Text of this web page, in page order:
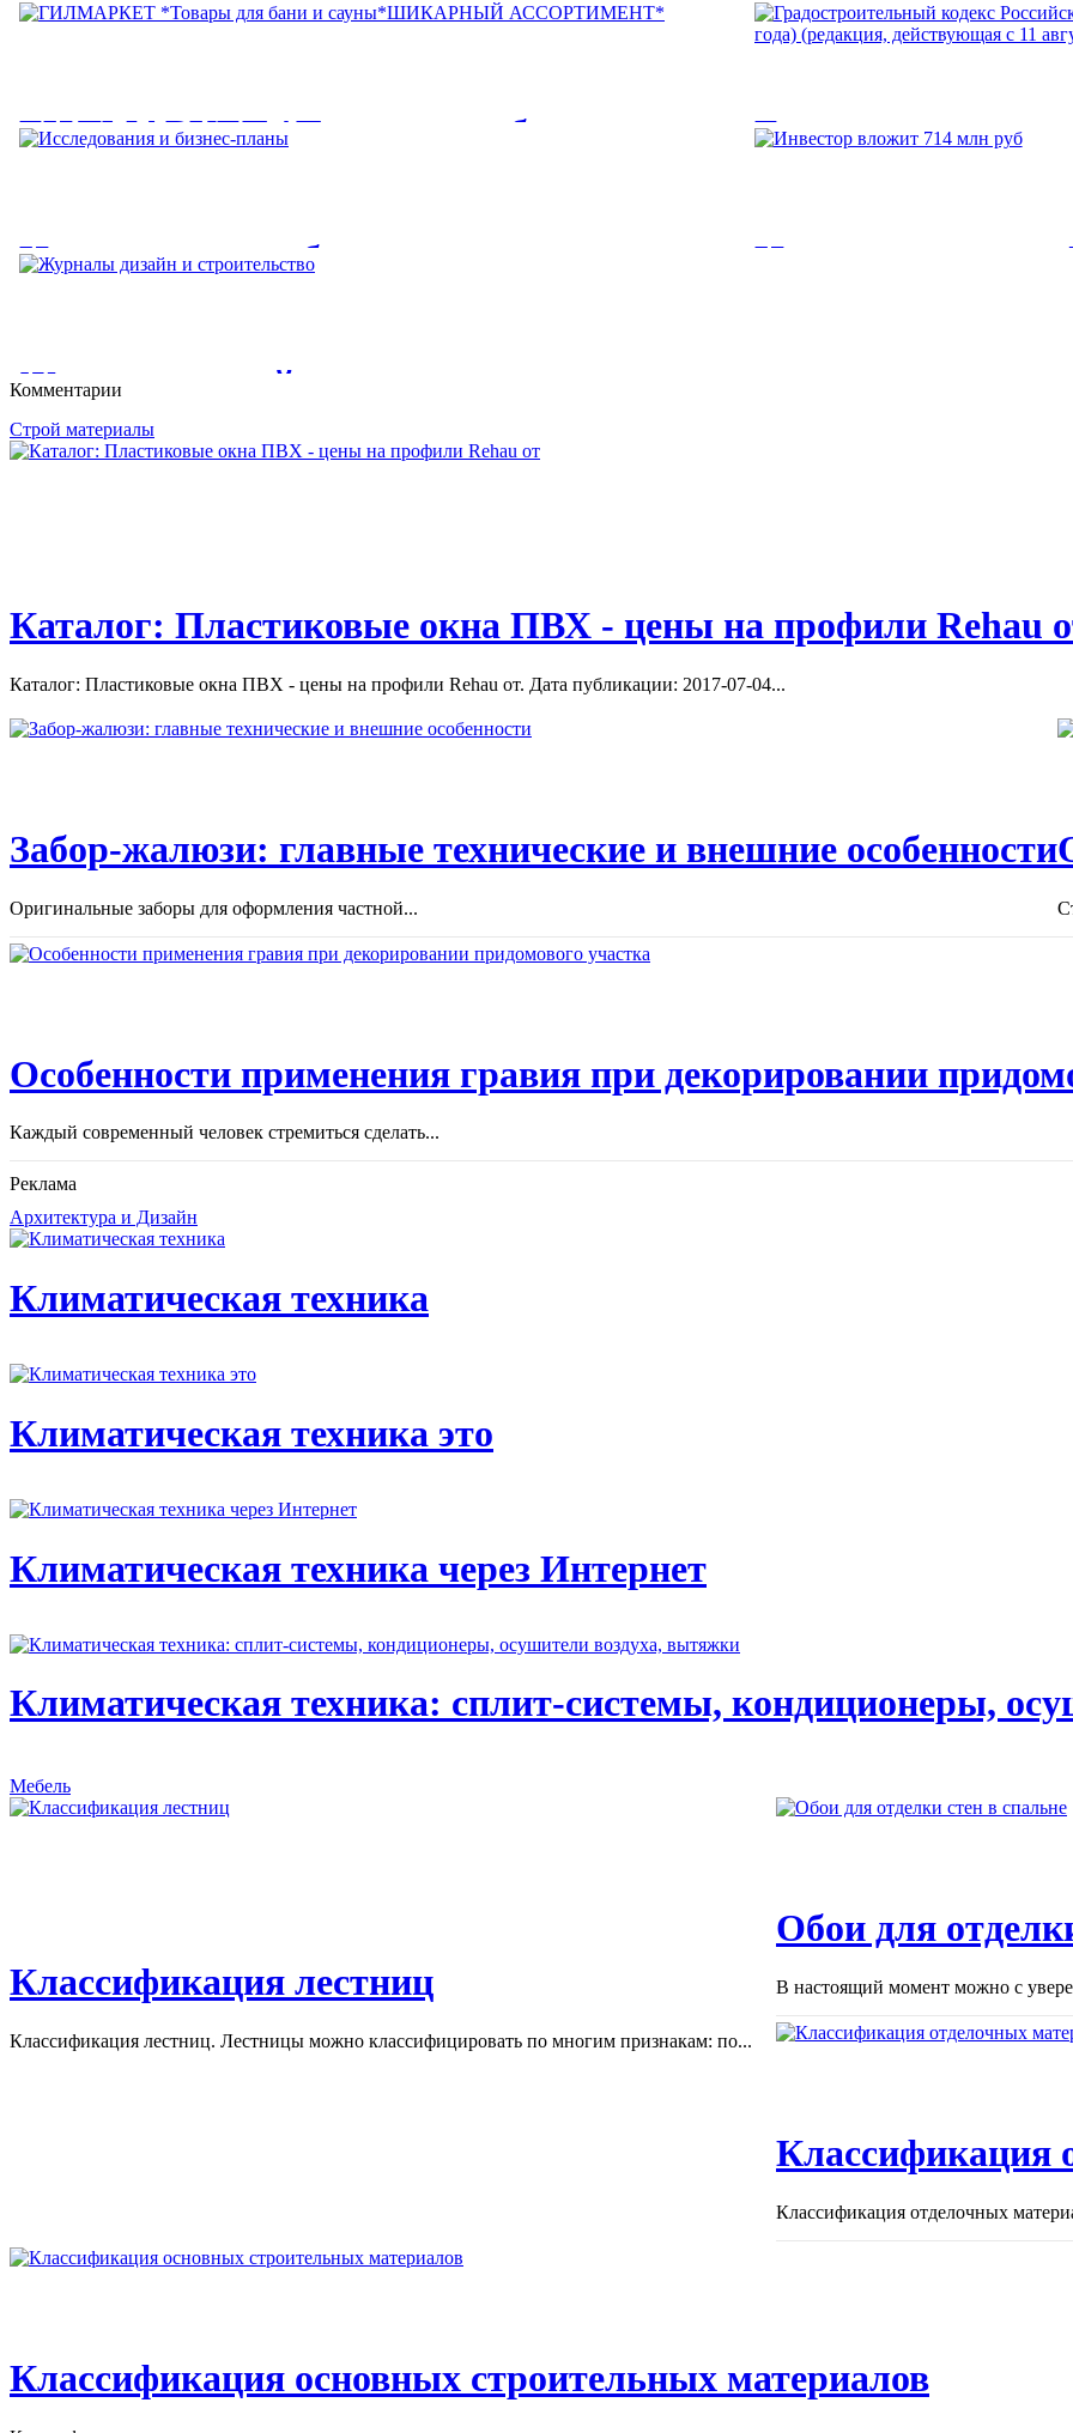
ГИЛМАРКЕТ *Товары для бани и
стопа: 2017-08-27. ...
Исследования и бизнес-планы Инвестор вложит
Журналы дизайн и строительство
Журналы дизайн и строительство. Цветом отмечены издания, в которых должны
быть...
Комментарии
Строй материалы
Каталог: Пластиковые окна ПВХ - цены на профили Rehau
Каталог: Пластиковые окна ПВХ - цены на профили Rehau от. Дата публикации: 2017-07-04...
Забор-жалюзи: главные технические и внешние особенности
Оригинальные заборы для оформления частной...
Особенности применения гравия при декорировании
Каждый современный человек стремиться сделать...
Реклама
Архитектура и Дизайн
Климатическая техника
Климатическая техника это
Климатическая техника через Интернет
Климатическая техника: сплит-системы, кондиционеры,
Мебель
Классификация лестниц
Классификация лестниц. Лестницы можно классифицировать по многим признакам: по...
Обои для
В настоящий момент можно с
Классификация
Классификация отделочных
Классификация основных строительных материалов